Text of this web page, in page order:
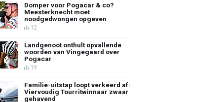
Domper voor Pogacar & co?
Meesterknecht moet
noodgedwongen opgeven
12
Landgenoot onthult opvallende
woorden van Vingegaard over
Pogacar
19
Familie-uitstap loopt verkeerd af:
Viervoudig Tourritwinnaar zwaar
gehavend